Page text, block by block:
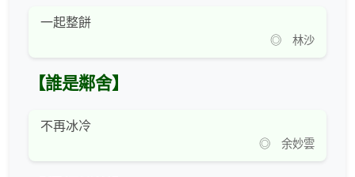
一起整餅
◎ 林沙
【誰是鄰舍】
不再冰冷
◎ 余妙雲